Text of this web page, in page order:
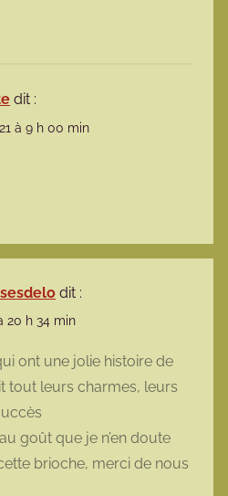
dit :
à 9 h 00 min
dit :
20 h 34 min
ont une jolie histoire de
tout leurs charmes, leurs
goût que je n’en doute
brioche, merci de nous